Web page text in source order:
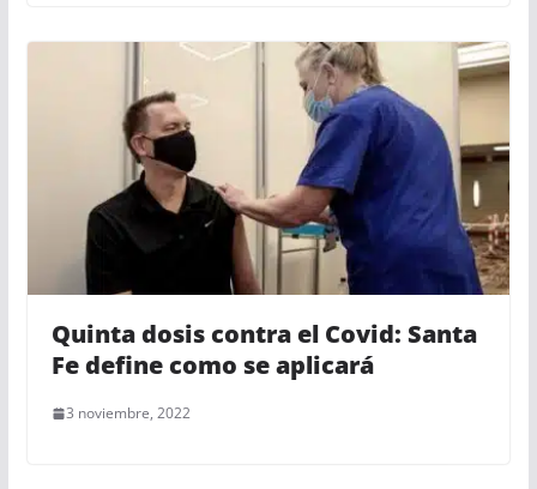
Quinta dosis contra el Covid: Santa
Fe define como se aplicará
3 noviembre, 2022